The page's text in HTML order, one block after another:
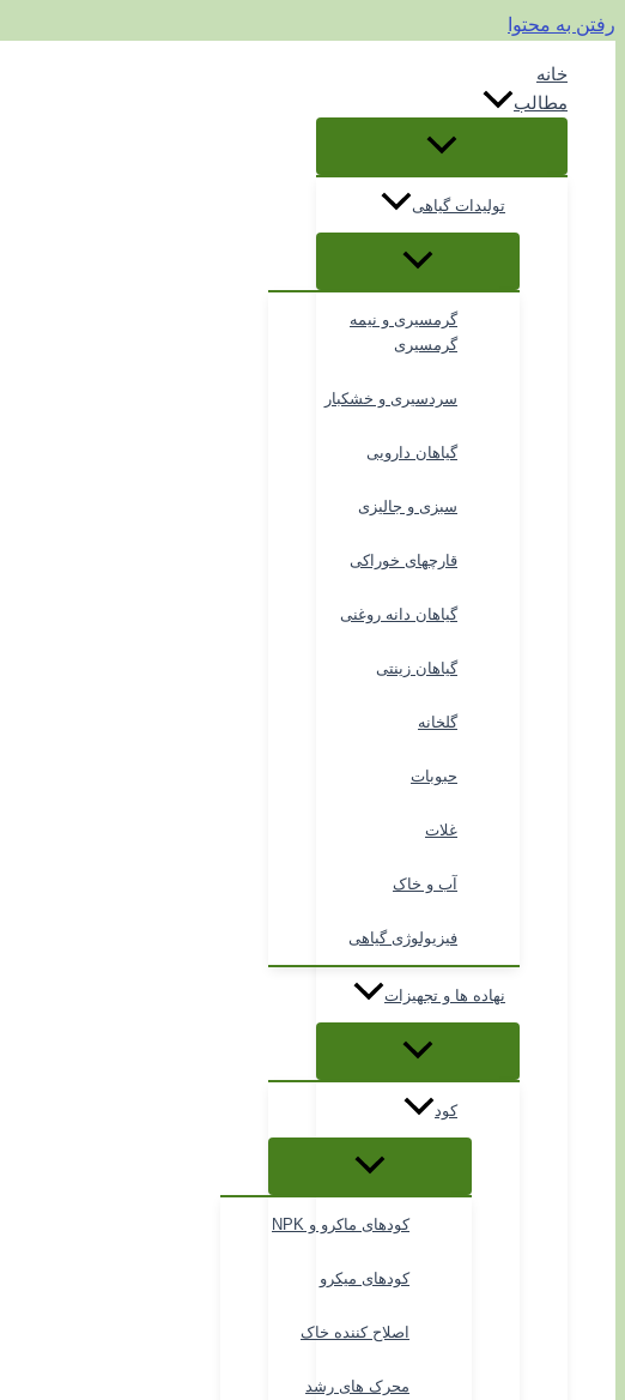
رفتن به محتوا
خانه
مطالب
تولیدات گیاهی
گرمسیری و نیمه
گرمسیری
سردسیری و خشکبار
گیاهان دارویی
سبزی و جالیزی
قارچهای خوراکی
گیاهان دانه روغنی
گیاهان زینتی
گلخانه
حبوبات
غلات
آب و خاک
فیزیولوژی گیاهی
نهاده ها و تجهیزات
کود
کودهای ماکرو و NPK
کودهای میکرو
اصلاح کننده خاک
محرک های رشد